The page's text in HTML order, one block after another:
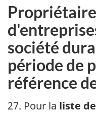
société
période de
référence
27. Pour la liste